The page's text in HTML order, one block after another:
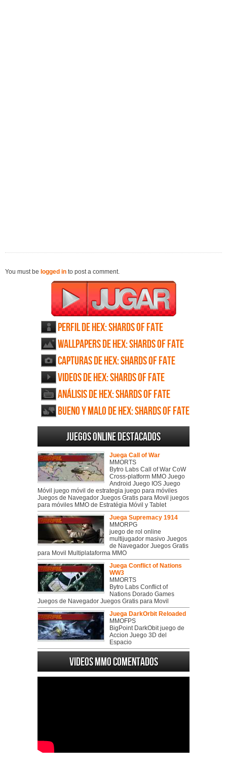
You must be logged in to post a comment.
Perfil de HEX: Shards of Fate
Wallpapers de HEX: Shards of Fate
Capturas de HEX: Shards of Fate
Videos de HEX: Shards of Fate
Análisis de HEX: Shards of Fate
Bueno y Malo de HEX: Shards of Fate
Juegos online destacados
Juega Call of War
MMORTS
Bytro Labs Call of War CoW
Cross-platform MMO Juego
Android Juego IOS Juego
Móvil juego móvil de estrategia juego para móviles
Juegos de Navegador Juegos Gratis para Movil juegos
para móviles MMO de Estratégia Móvil y Tablet
Juega Supremacy 1914
MMORPG
juego de rol online
multijugador masivo Juegos
de Navegador Juegos Gratis
para Movil Multiplataforma MMO
Juega Conflict of Nations
WW3
MMORTS
Bytro Labs Conflict of
Nations Dorado Games
Juegos de Navegador Juegos Gratis para Movil
Juega DarkOrbit Reloaded
MMOFPS
BigPoint DarkObit juego de
Accion Juego 3D del
Espacio
Videos MMO Comentados